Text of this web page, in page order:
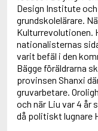
Abulhawa, Susan
Aburas, Lone
Achebe, Chinua
Achmatova, Anna
Aciman, André
Ackebo, Lena
Acker, Kathy
Ackroyd, Peter
Adam de la Halle
Adamov, Arthur
Design Institute
grundskolelärare.
Kulturrevolutionen.
nationalisternas
varit befäl i den
Bägge föräldrarna
provinsen Shanxi
gruvarbetare.
och när Liu var 4 år
då politiskt lugnare